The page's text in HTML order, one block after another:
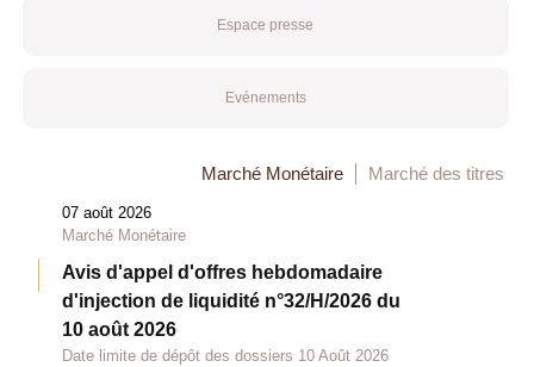
Espace presse
Evénements
Marché Monétaire Marché des titres
07 août 2026
Marché Monétaire
Avis d'appel d'offres hebdomadaire
d'injection de liquidité n°32/H/2026 du
10 août 2026
Date limite de dépôt des dossiers 10 Août 2026